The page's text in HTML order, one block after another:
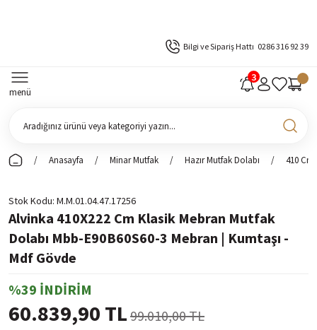
Bilgi ve Sipariş Hattı 0286 316 92 39
menü
Anasayfa Minar Mutfak Hazır Mutfak Dolabı 410 Cm
Stok Kodu M.M.01.04.47.17256
Alvinka 410X222 Cm Klasik Mebran Mutfak
Dolabı Mbb-E90B60S60-3 Mebran | Kumtaşı -
Mdf Gövde
%39 İNDİRİM
60.839,90 TL 99.010,00 TL